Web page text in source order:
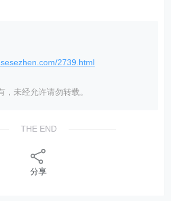
2739.html
，未经允许请勿转载。
THE END
分享